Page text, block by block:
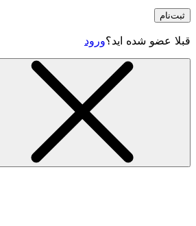
ثبت‌نام
قبلا عضو شده اید؟ورود